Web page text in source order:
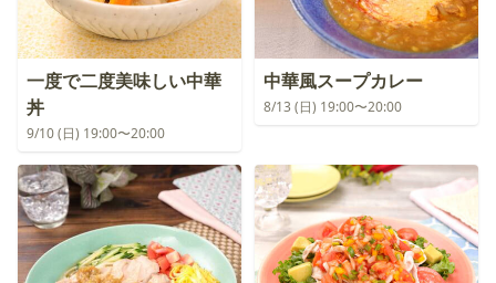
一度で二度美味しい中華
丼
9/10 (日) 19:00〜20:00
中華風スープカレー
8/13 (日) 19:00〜20:00